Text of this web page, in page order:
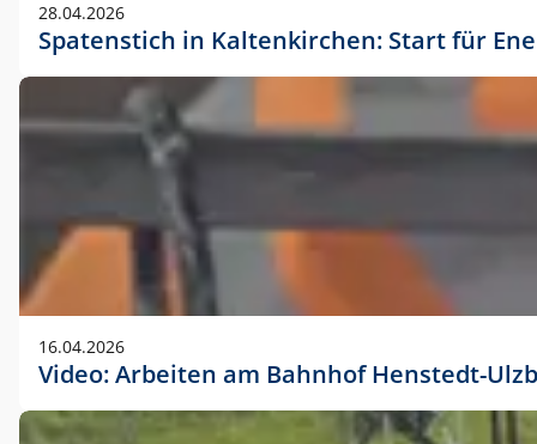
28.04.2026
Spatenstich in Kaltenkirchen: Start für
16.04.2026
Video: Arbeiten am Bahnhof Henstedt-